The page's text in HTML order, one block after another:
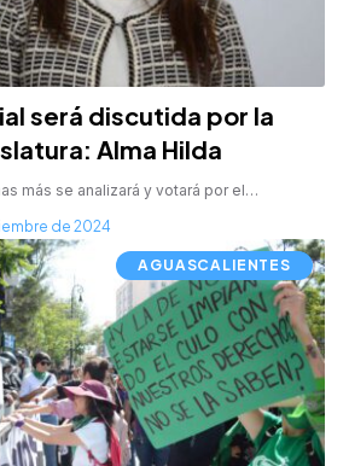
será discutida por la
Alma Hilda
más se analizará y votará por el…
de 2024
AGUASCALIENTES